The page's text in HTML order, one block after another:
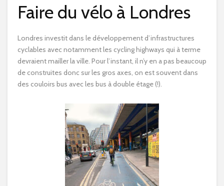
Faire du vélo à Londres
Londres investit dans le développement d’infrastructures
cyclables avec notamment les cycling highways qui à terme
devraient mailler la ville. Pour l’instant, il n’y en a pas beaucoup
de construites donc sur les gros axes, on est souvent dans
des couloirs bus avec les bus à double étage (!).